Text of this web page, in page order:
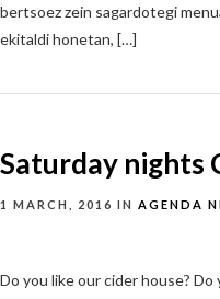
bertsoez zein sagardotegi
ekitaldi honetan, […]
Saturday nights
1 MARCH, 2016 IN AGENDA
Do you like our cider house?